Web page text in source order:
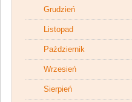
Grudzień
Listopad
Październik
Wrzesień
Sierpień